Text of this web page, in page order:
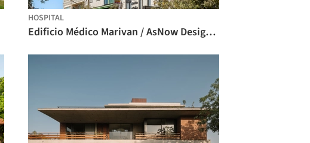
HOSPITAL
Edificio Médico Marivan / AsNow Design & Construct